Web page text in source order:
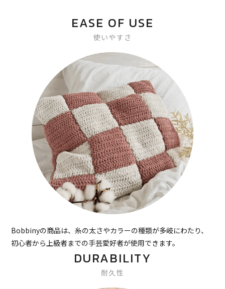
EASE OF USE
使いやすさ
Bobbinyの商品は、糸の太さやカラーの種類が多岐にわたり、
初心者から上級者までの手芸愛好者が使用できます。
DURABILITY
耐久性